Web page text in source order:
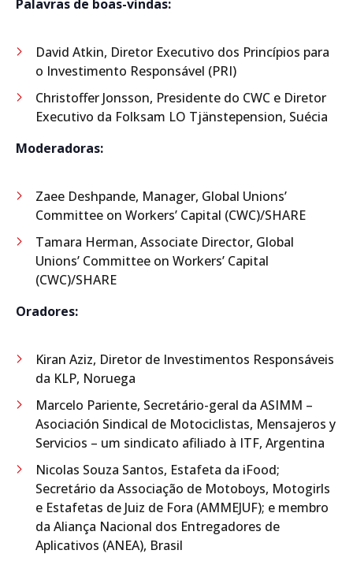
Palavras de boas-vindas:
David Atkin, Diretor Executivo dos Princípios para
o Investimento Responsável (PRI)
Christoffer Jonsson, Presidente do CWC e Diretor
Executivo da Folksam LO Tjänstepension, Suécia
Moderadoras:
Zaee Deshpande, Manager, Global Unions’
Committee on Workers’ Capital (CWC)/SHARE
Tamara Herman, Associate Director, Global
Unions’ Committee on Workers’ Capital
(CWC)/SHARE
Oradores:
Kiran Aziz, Diretor de Investimentos Responsáveis
da KLP, Noruega
Marcelo Pariente, Secretário-geral da ASIMM –
Asociación Sindical de Motociclistas, Mensajeros y
Servicios – um sindicato afiliado à ITF, Argentina
Nicolas Souza Santos, Estafeta da iFood;
Secretário da Associação de Motoboys, Motogirls
e Estafetas de Juiz de Fora (AMMEJUF); e membro
da Aliança Nacional dos Entregadores de
Aplicativos (ANEA), Brasil